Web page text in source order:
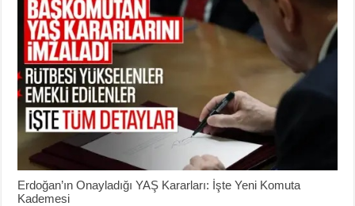
Erdoğan’ın Onayladığı YAŞ Kararları: İşte Yeni Komuta
Kademesi